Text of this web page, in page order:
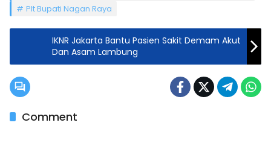
Plt Bupati Nagan Raya
IKNR Jakarta Bantu Pasien Sakit Demam Akut
Dan Asam Lambung
Comment